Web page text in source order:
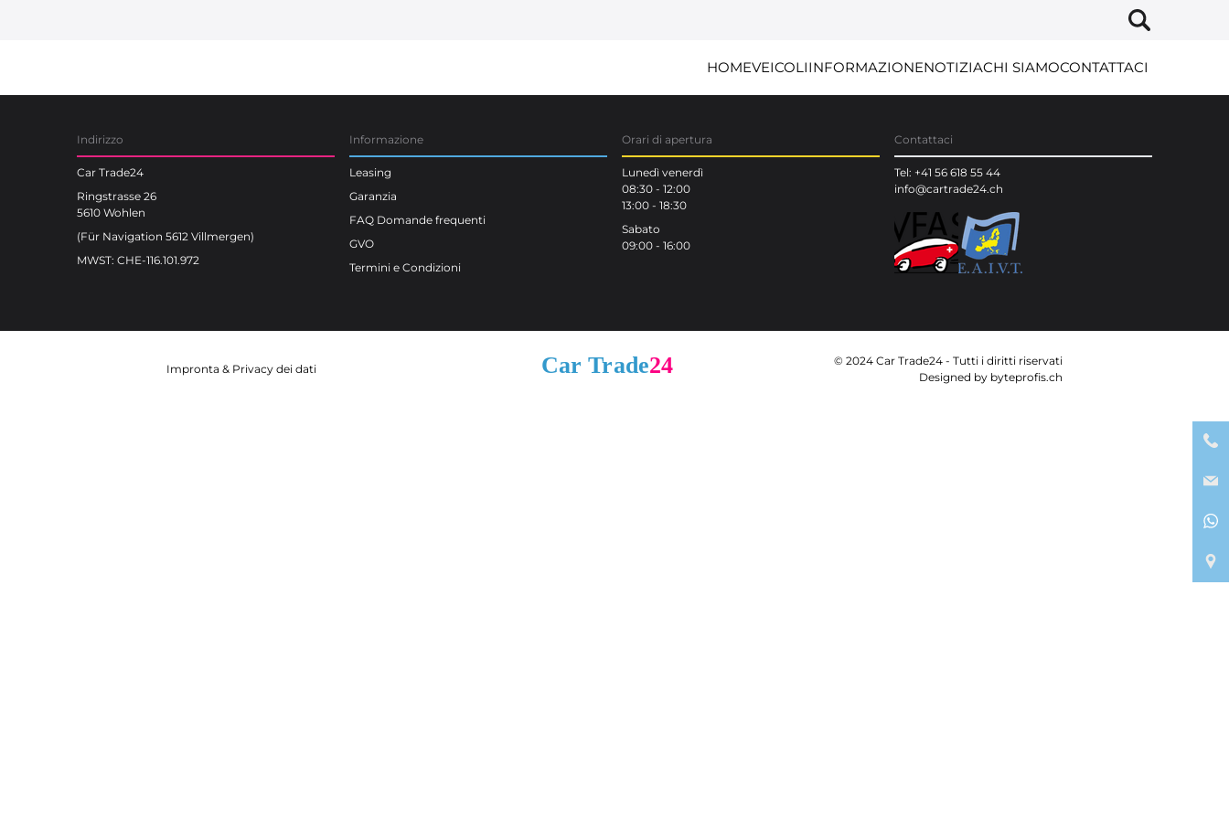
HOMEVEICOLIINFORMAZIONENOTIZIACHI SIAMOCONTATTACI
Indirizzo
Car Trade24
Ringstrasse 26
5610 Wohlen
(Für Navigation 5612 Villmergen)
MWST: CHE-116.101.972
Informazione
Leasing
Garanzia
FAQ Domande frequenti
GVO
Termini e Condizioni
Orari di apertura
Lunedì venerdì
08:30 - 12:00
13:00 - 18:30
Sabato
09:00 - 16:00
Contattaci
Tel: +41 56 618 55 44
info@cartrade24.ch
Impronta & Privacy dei dati
© 2024 Car Trade24 - Tutti i diritti riservati
Designed by byteprofis.ch